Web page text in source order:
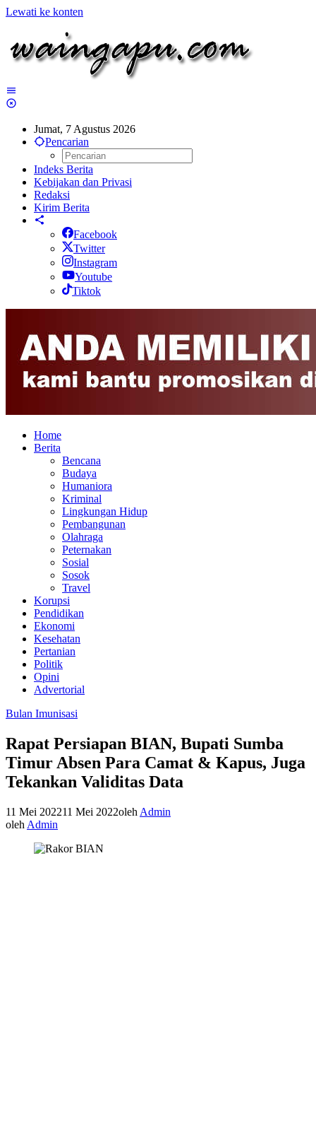
Lewati ke konten
Jumat, 7 Agustus 2026
Pencarian
Indeks Berita
Kebijakan dan Privasi
Redaksi
Kirim Berita
Facebook
Twitter
Instagram
Youtube
Tiktok
Home
Berita
Bencana
Budaya
Humaniora
Kriminal
Lingkungan Hidup
Pembangunan
Olahraga
Peternakan
Sosial
Sosok
Travel
Korupsi
Pendidikan
Ekonomi
Kesehatan
Pertanian
Politik
Opini
Advertorial
Bulan Imunisasi
Rapat Persiapan BIAN, Bupati Sumba
Timur Absen Para Camat & Kapus, Juga
Tekankan Validitas Data
11 Mei 202211 Mei 2022oleh Admin
oleh Admin